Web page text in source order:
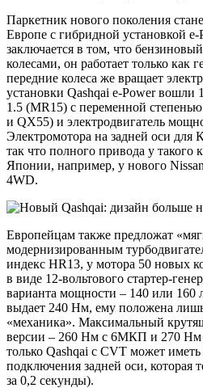
Паркетник нового поколения
Европе с гибридной установкой e-
заключается в том, что
колесами, он работает только как
передние колеса же вращает
установки Qashqai e-Power вошли
1.5 (MR15) с переменной
и QX55) и электродвигатель
Электромотора на задней оси для
так что полного привода у такого
Японии, например, у нового
4WD.
Европейцам также предложат
модернизированным
индекс HR13, у мотора 50 новых
в виде 12-вольтового стартер-
варианта мощности – 140 или 160
выдает 240 Нм, ему положена
«механика». Максимальный
версии – 260 Нм с 6МКП и 270 Нм
только Qashqai с CVT может
подключения задней оси, которая
за 0,2 секунды).